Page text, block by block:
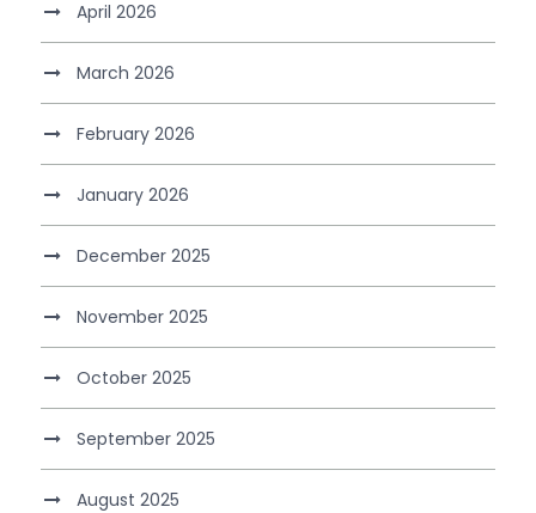
April 2026
March 2026
February 2026
January 2026
December 2025
November 2025
October 2025
September 2025
August 2025